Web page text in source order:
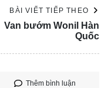
BÀI VIẾT TIẾP THEO
Van bướm Wonil Hàn
Quốc
Thêm bình luận